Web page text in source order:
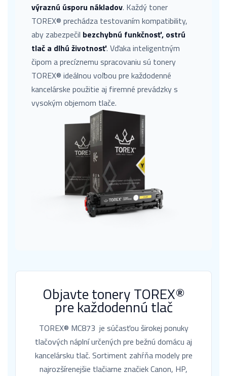
výraznú úsporu nákladov. Každý toner
TOREX® prechádza testovaním kompatibility,
aby zabezpečil bezchybnú funkčnosť, ostrú
tlač a dlhú životnosť. Vďaka inteligentným
čipom a precíznemu spracovaniu sú tonery
TOREX® ideálnou voľbou pre každodenné
kancelárske použitie aj firemné prevádzky s
vysokým objemom tlače.
Objavte tonery TOREX®
pre každodennú tlač
TOREX® MC873 je súčasťou širokej ponuky
tlačových náplní určených pre bežnú domácu aj
kancelársku tlač. Sortiment zahŕňa modely pre
najrozšírenejšie tlačiarne značiek Canon, HP,